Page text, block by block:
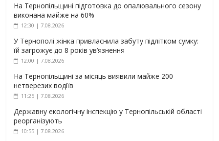
На Тернопільщині підготовка до опалювального сезону
виконана майже на 60%
12:30 | 7.08.2026
У Тернополі жінка привласнила забуту підлітком сумку:
їй загрожує до 8 років ув’язнення
12:00 | 7.08.2026
На Тернопільщині за місяць виявили майже 200
нетверезих водіїв
11:25 | 7.08.2026
Державну екологічну інспекцію у Тернопільській області
реорганізують
10:55 | 7.08.2026